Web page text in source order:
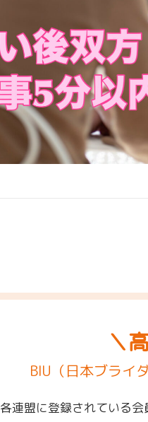
＼
BIU（日本ブライ
各連盟に登録されている会